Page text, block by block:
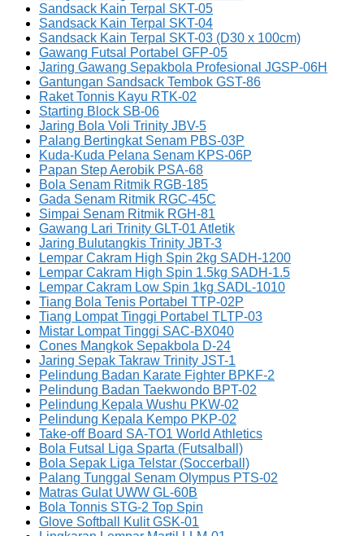
Sandsack Kain Terpal SKT-05
Sandsack Kain Terpal SKT-04
Sandsack Kain Terpal SKT-03 (D30 x 100cm)
Gawang Futsal Portabel GFP-05
Jaring Gawang Sepakbola Profesional JGSP-06H
Gantungan Sandsack Tembok GST-86
Raket Tonnis Kayu RTK-02
Starting Block SB-06
Jaring Bola Voli Trinity JBV-5
Palang Bertingkat Senam PBS-03P
Kuda-Kuda Pelana Senam KPS-06P
Papan Step Aerobik PSA-68
Bola Senam Ritmik RGB-185
Gada Senam Ritmik RGC-45C
Simpai Senam Ritmik RGH-81
Gawang Lari Trinity GLT-01 Atletik
Jaring Bulutangkis Trinity JBT-3
Lempar Cakram High Spin 2kg SADH-1200
Lempar Cakram High Spin 1.5kg SADH-1.5
Lempar Cakram Low Spin 1kg SADL-1010
Tiang Bola Tenis Portabel TTP-02P
Tiang Lompat Tinggi Portabel TLTP-03
Mistar Lompat Tinggi SAC-BX040
Cones Mangkok Sepakbola D-24
Jaring Sepak Takraw Trinity JST-1
Pelindung Badan Karate Fighter BPKF-2
Pelindung Badan Taekwondo BPT-02
Pelindung Kepala Wushu PKW-02
Pelindung Kepala Kempo PKP-02
Take-off Board SA-TO1 World Athletics
Bola Futsal Liga Sparta (Futsalball)
Bola Sepak Liga Telstar (Soccerball)
Palang Tunggal Senam Olympus PTS-02
Matras Gulat UWW GL-60B
Bola Tonnis STG-2 Top Spin
Glove Softball Kulit GSK-01